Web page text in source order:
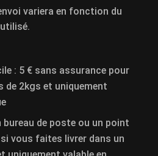
variera en fonction du
: 5 € sans assurance pour
de 2kgs et uniquement
bureau de poste ou un point
si vous faites livrer dans un